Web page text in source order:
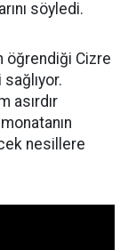
söyledi.
öğrendiği Cizre
sağlıyor.
asırdır
nesillere